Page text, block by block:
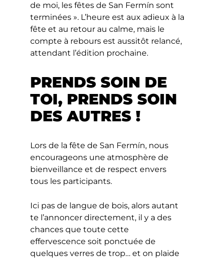
de moi, les fêtes de San Fermín sont
terminées ». L’heure est aux adieux à la
fête et au retour au calme, mais le
compte à rebours est aussitôt relancé,
attendant l’édition prochaine.
PRENDS SOIN DE
TOI, PRENDS SOIN
DES AUTRES !
Lors de la fête de San Fermín, nous
encourageons une atmosphère de
bienveillance et de respect envers
tous les participants.
Ici pas de langue de bois, alors autant
te l’annoncer directement, il y a des
chances que toute cette
effervescence soit ponctuée de
quelques verres de trop… et on plaide